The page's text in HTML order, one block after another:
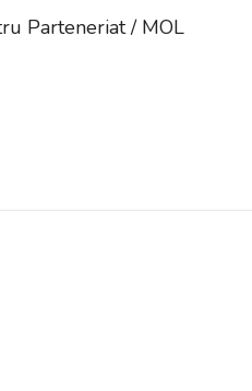
Parteneriat / MOL